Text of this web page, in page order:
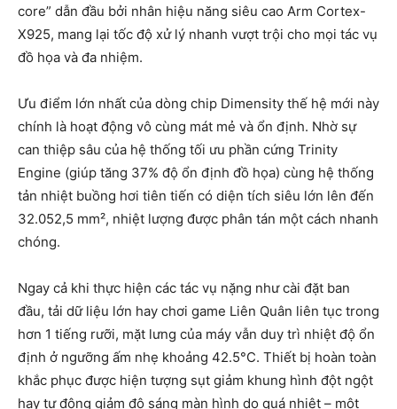
core” dẫn đầu bởi nhân hiệu năng siêu cao Arm Cortex-
X925, mang lại tốc độ xử lý nhanh vượt trội cho mọi tác vụ
đồ họa và đa nhiệm.
Ưu điểm lớn nhất của dòng chip Dimensity thế hệ mới này
chính là hoạt động vô cùng mát mẻ và ổn định. Nhờ sự
can thiệp sâu của hệ thống tối ưu phần cứng Trinity
Engine (giúp tăng 37% độ ổn định đồ họa) cùng hệ thống
tản nhiệt buồng hơi tiên tiến có diện tích siêu lớn lên đến
32.052,5 mm², nhiệt lượng được phân tán một cách nhanh
chóng.
Ngay cả khi thực hiện các tác vụ nặng như cài đặt ban
đầu, tải dữ liệu lớn hay chơi game Liên Quân liên tục trong
hơn 1 tiếng rưỡi, mặt lưng của máy vẫn duy trì nhiệt độ ổn
định ở ngưỡng ấm nhẹ khoảng 42.5°C. Thiết bị hoàn toàn
khắc phục được hiện tượng sụt giảm khung hình đột ngột
hay tự động giảm độ sáng màn hình do quá nhiệt – một